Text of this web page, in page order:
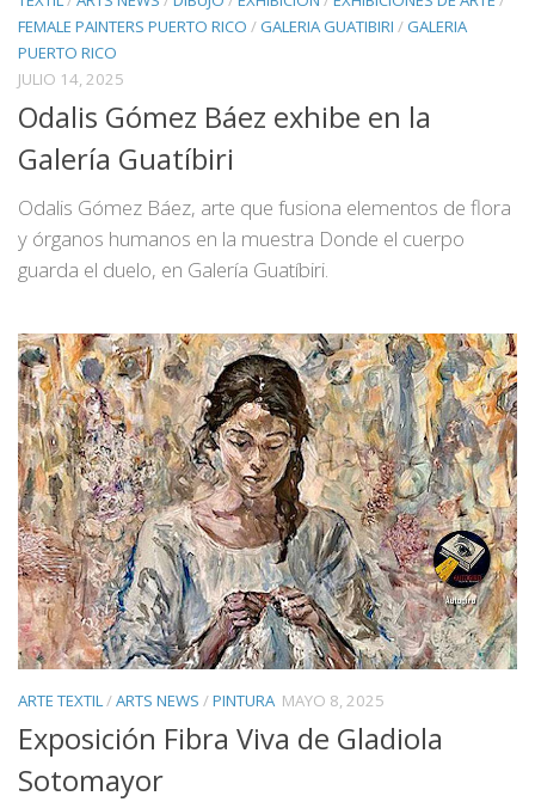
FEMALE PAINTERS PUERTO RICO / GALERIA GUATIBIRI / GALERIA
PUERTO RICO
JULIO 14, 2025
Odalis Gómez Báez exhibe en la
Galería Guatíbiri
Odalis Gómez Báez, arte que fusiona elementos de flora
y órganos humanos en la muestra Donde el cuerpo
guarda el duelo, en Galería Guatíbiri.
ARTE TEXTIL/ARTS NEWS /PINTURA MAYO 8, 2025
Exposición Fibra Viva de Gladiola
Sotomayor